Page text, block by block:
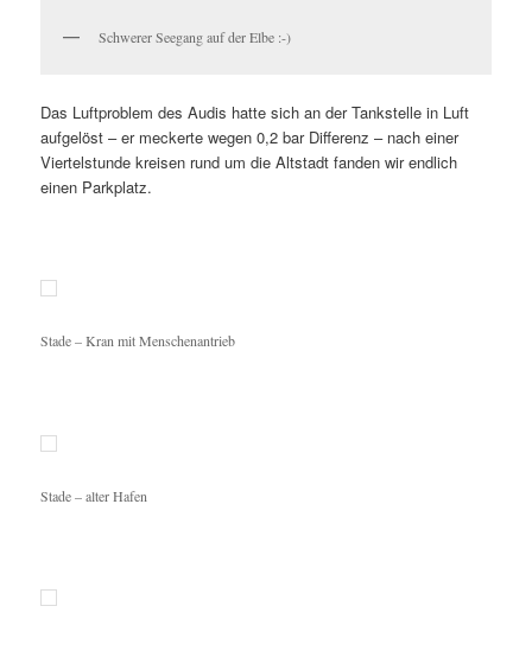
Schwerer Seegang auf der Elbe :-)
Das Luftproblem des Audis hatte sich an der Tankstelle in Luft
aufgelöst – er meckerte wegen 0,2 bar Differenz – nach einer
Viertelstunde kreisen rund um die Altstadt fanden wir endlich
einen Parkplatz.
Stade – Kran mit Menschenantrieb
Stade – alter Hafen